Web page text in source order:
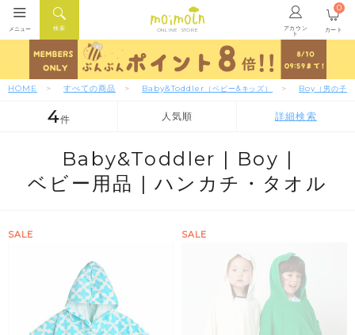
ONLINE STORE アカウン
ト
検索
メニュー カート
0
HOME すべての商品 Baby&Toddler （ベビー&キッズ） Boy （男の子）
人気順
価格が安い順
4件 詳細検索
Baby&Toddler | Boy |
ベビー用品 | ハンカチ・タオル
SALE SALE